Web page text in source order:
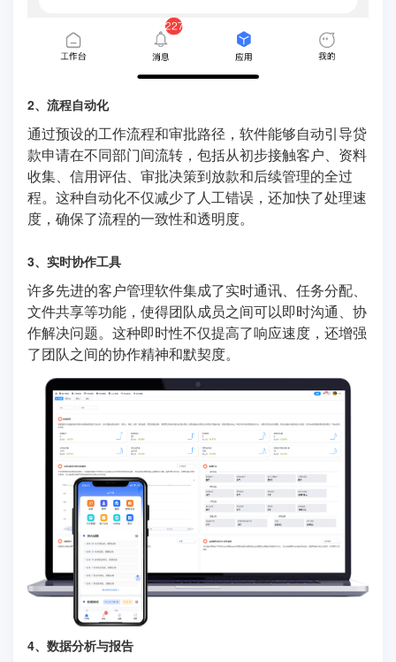
2、流程自动化
通过预设的工作流程和审批路径，软件能够自动引导贷
款申请在不同部门间流转，包括从初步接触客户、资料
收集、信用评估、审批决策到放款和后续管理的全过
程。这种自动化不仅减少了人工错误，还加快了处理速
度，确保了流程的一致性和透明度。
3、实时协作工具
许多先进的客户管理软件集成了实时通讯、任务分配、
文件共享等功能，使得团队成员之间可以即时沟通、协
作解决问题。这种即时性不仅提高了响应速度，还增强
了团队之间的协作精神和默契度。
4、数据分析与报告